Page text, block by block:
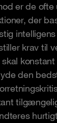
er de ofte
der
krav til
den